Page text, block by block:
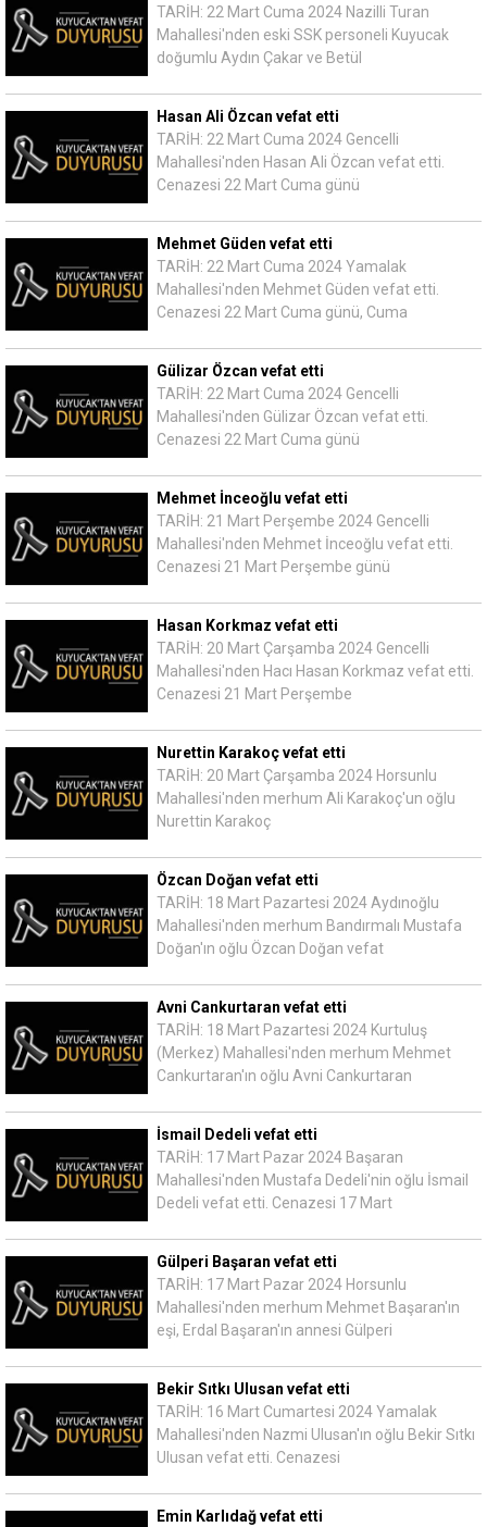
TARİH: 22 Mart Cuma 2024 Nazilli Turan
Mahallesi'nden eski SSK personeli Kuyucak
doğumlu Aydın Çakar ve Betül
Hasan Ali Özcan vefat etti
TARİH: 22 Mart Cuma 2024 Gencelli
Mahallesi'nden Hasan Ali Özcan vefat etti.
Cenazesi 22 Mart Cuma günü
Mehmet Güden vefat etti
TARİH: 22 Mart Cuma 2024 Yamalak
Mahallesi'nden Mehmet Güden vefat etti.
Cenazesi 22 Mart Cuma günü, Cuma
Gülizar Özcan vefat etti
TARİH: 22 Mart Cuma 2024 Gencelli
Mahallesi'nden Gülizar Özcan vefat etti.
Cenazesi 22 Mart Cuma günü
Mehmet İnceoğlu vefat etti
TARİH: 21 Mart Perşembe 2024 Gencelli
Mahallesi'nden Mehmet İnceoğlu vefat etti.
Cenazesi 21 Mart Perşembe günü
Hasan Korkmaz vefat etti
TARİH: 20 Mart Çarşamba 2024 Gencelli
Mahallesi'nden Hacı Hasan Korkmaz vefat etti.
Cenazesi 21 Mart Perşembe
Nurettin Karakoç vefat etti
TARİH: 20 Mart Çarşamba 2024 Horsunlu
Mahallesi'nden merhum Ali Karakoç'un oğlu
Nurettin Karakoç
Özcan Doğan vefat etti
TARİH: 18 Mart Pazartesi 2024 Aydınoğlu
Mahallesi'nden merhum Bandırmalı Mustafa
Doğan'ın oğlu Özcan Doğan vefat
Avni Cankurtaran vefat etti
TARİH: 18 Mart Pazartesi 2024 Kurtuluş
(Merkez) Mahallesi'nden merhum Mehmet
Cankurtaran'ın oğlu Avni Cankurtaran
İsmail Dedeli vefat etti
TARİH: 17 Mart Pazar 2024 Başaran
Mahallesi'nden Mustafa Dedeli'nin oğlu İsmail
Dedeli vefat etti. Cenazesi 17 Mart
Gülperi Başaran vefat etti
TARİH: 17 Mart Pazar 2024 Horsunlu
Mahallesi'nden merhum Mehmet Başaran'ın
eşi, Erdal Başaran'ın annesi Gülperi
Bekir Sıtkı Ulusan vefat etti
TARİH: 16 Mart Cumartesi 2024 Yamalak
Mahallesi'nden Nazmi Ulusan'ın oğlu Bekir Sıtkı
Ulusan vefat etti. Cenazesi
Emin Karlıdağ vefat etti